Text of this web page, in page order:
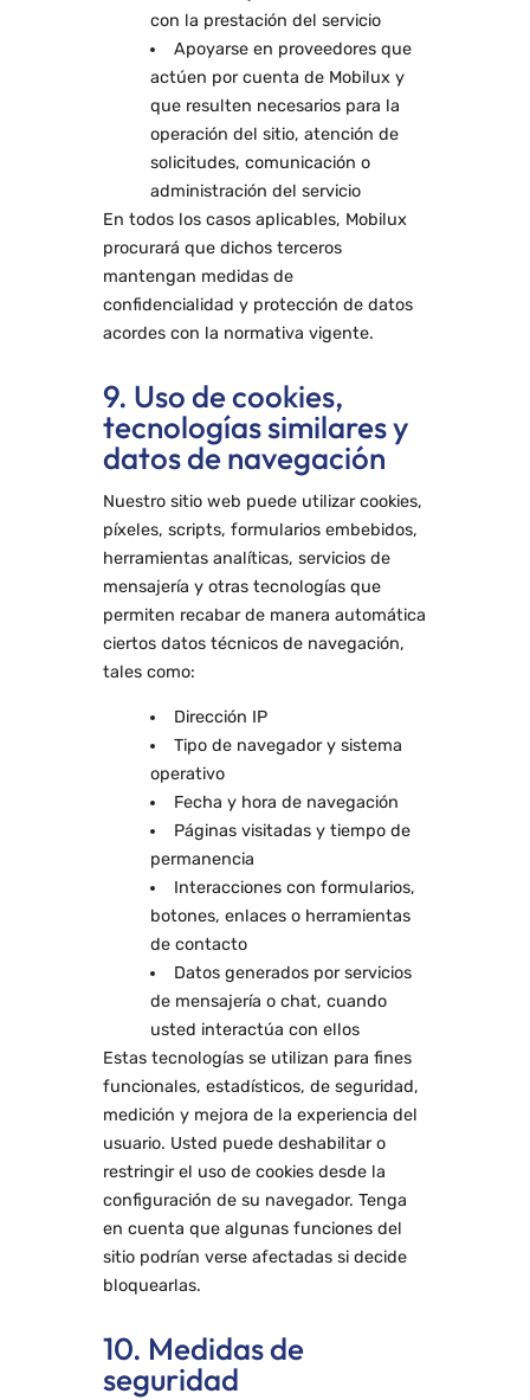
con la prestación del servicio
Apoyarse en proveedores que
actúen por cuenta de Mobilux y
que resulten necesarios para la
operación del sitio, atención de
solicitudes, comunicación o
administración del servicio
En todos los casos aplicables, Mobilux
procurará que dichos terceros
mantengan medidas de
confidencialidad y protección de datos
acordes con la normativa vigente.
9. Uso de cookies,
tecnologías similares y
datos de navegación
Nuestro sitio web puede utilizar cookies,
píxeles, scripts, formularios embebidos,
herramientas analíticas, servicios de
mensajería y otras tecnologías que
permiten recabar de manera automática
ciertos datos técnicos de navegación,
tales como:
Dirección IP
Tipo de navegador y sistema
operativo
Fecha y hora de navegación
Páginas visitadas y tiempo de
permanencia
Interacciones con formularios,
botones, enlaces o herramientas
de contacto
Datos generados por servicios
de mensajería o chat, cuando
usted interactúa con ellos
Estas tecnologías se utilizan para fines
funcionales, estadísticos, de seguridad,
medición y mejora de la experiencia del
usuario. Usted puede deshabilitar o
restringir el uso de cookies desde la
configuración de su navegador. Tenga
en cuenta que algunas funciones del
sitio podrían verse afectadas si decide
bloquearlas.
10. Medidas de
seguridad